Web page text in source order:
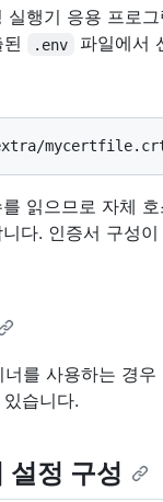
행기 응용 프로
.env
파일에서
읽으므로 자체
다. 인증서 구성
를 사용하는 경
습니다.
정 구성